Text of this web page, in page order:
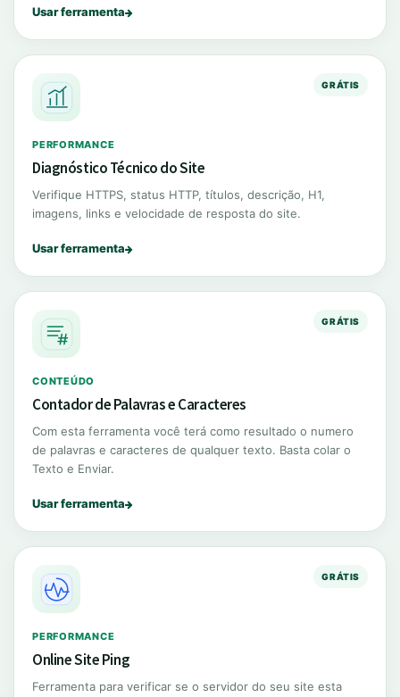
Usar ferramenta
GRÁTIS
PERFORMANCE
Diagnóstico Técnico do Site
Verifique HTTPS, status HTTP, títulos, descrição, H1,
imagens, links e velocidade de resposta do site.
Usar ferramenta
GRÁTIS
CONTEÚDO
Contador de Palavras e Caracteres
Com esta ferramenta você terá como resultado o numero
de palavras e caracteres de qualquer texto. Basta colar o
Texto e Enviar.
Usar ferramenta
GRÁTIS
PERFORMANCE
Online Site Ping
Ferramenta para verificar se o servidor do seu site esta